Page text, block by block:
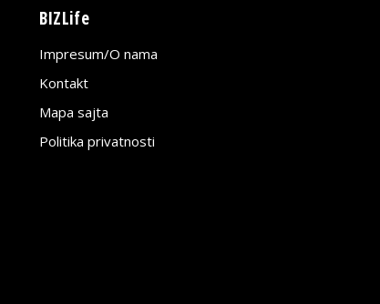
BIZLife
Impresum/O nama
Kontakt
Mapa sajta
Politika privatnosti